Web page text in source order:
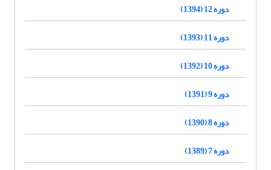
دوره 12 (1394)
دوره 11 (1393)
دوره 10 (1392)
دوره 9 (1391)
دوره 8 (1390)
دوره 7 (1389)